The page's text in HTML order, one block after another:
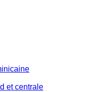
et centrale